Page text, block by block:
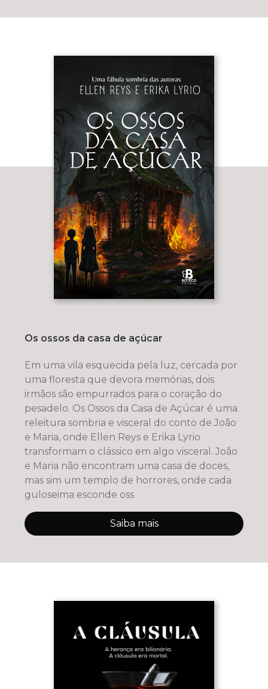
Os ossos da casa de açúcar
Em uma vila esquecida pela luz, cercada por
uma floresta que devora memórias, dois
irmãos são empurrados para o coração do
pesadelo. Os Ossos da Casa de Açúcar é uma
releitura sombria e visceral do conto de João
e Maria, onde Ellen Reys e Erika Lyrio
transformam o clássico em algo visceral. João
e Maria não encontram uma casa de doces,
mas sim um templo de horrores, onde cada
guloseima esconde oss
Saiba mais